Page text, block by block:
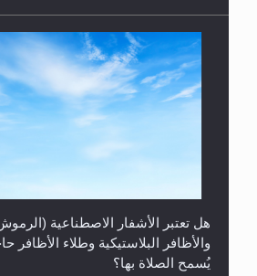
هل تعتبر الأشفار الاصطناعية
والأظافر البلاستيكية وطلاء الأظافر
يُسمح الصلاة بها؟